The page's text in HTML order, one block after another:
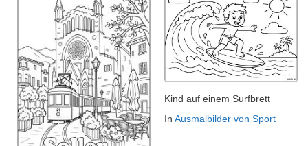
Kind auf einem Surfbrett
In Ausmalbilder von Sport